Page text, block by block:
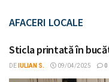
AFACERI LOCALE
Sticla printată în
DE IULIAN S. 09/04/2025 0